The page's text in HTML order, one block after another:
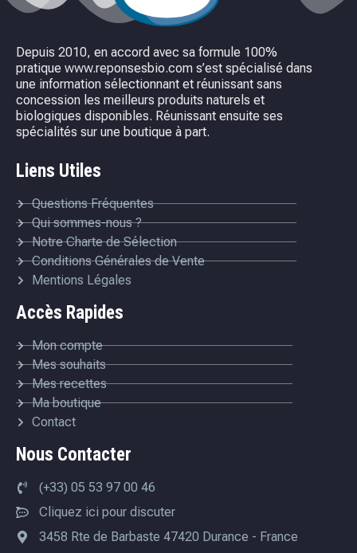
Depuis 2010, en accord avec sa formule 100%
pratique www.reponsesbio.com s’est spécialisé dans
une information sélectionnant et réunissant sans
concession les meilleurs produits naturels et
biologiques disponibles. Réunissant ensuite ses
spécialités sur une boutique à part.
Liens Utiles
Questions Fréquentes
Qui sommes-nous ?
Notre Charte de Sélection
Conditions Générales de Vente
Mentions Légales
Accès Rapides
Mon compte
Mes souhaits
Mes recettes
Ma boutique
Contact
Nous Contacter
(+33) 05 53 97 00 46
Cliquez ici pour discuter
3458 Rte de Barbaste 47420 Durance - France